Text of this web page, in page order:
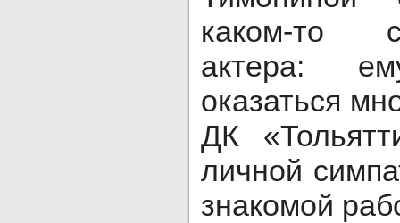
каком-то
актера:
оказаться
ДК
личной
знакомой